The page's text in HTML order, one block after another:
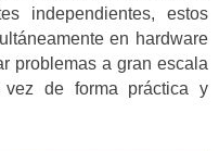
independientes, estos
en hardware
problemas a gran escala
de forma práctica y